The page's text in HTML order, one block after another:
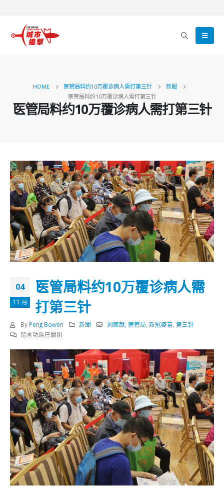
HOME 医管局料约10万覆诊病人需打第三针
新聞
医管局料约10万覆诊病人需打第三针
医管局料约10万覆诊病人需打第三针
04
11 月
医管局料约10万覆诊病人需
打第三针
By Peng Bowen 新聞 刘家献 医管局 ,新冠疫苗 ,第三针
在
料
约
10
万
覆
诊
病
人
需
打
第
三
留言功能已關閉